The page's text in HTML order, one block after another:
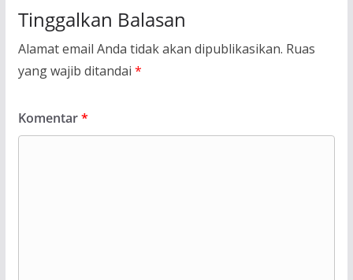
Tinggalkan Balasan
Alamat email Anda tidak akan dipublikasikan. Ruas
yang wajib ditandai *
Komentar*